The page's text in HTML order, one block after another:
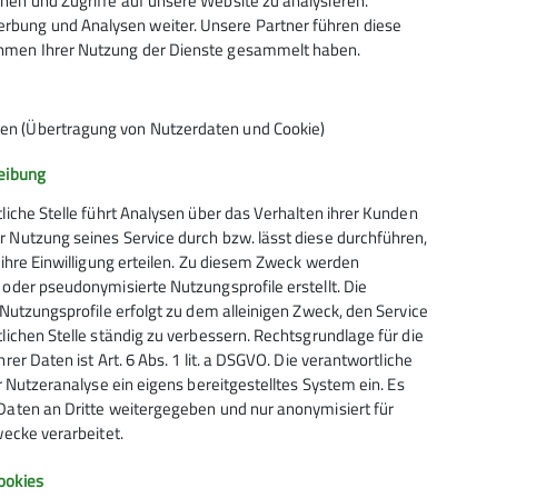
Sektion Geislingen e.V. des
Deutschen Alpenvereins (D.A.V.)
e.V.
Schulstraße 13
73312 Geislingen
und Analysen weiter. Unsere Partner führen diese
Ihrer Nutzung der Dienste gesammelt haben.
(Übertragung von Nutzerdaten und Cookie)
Stelle führt Analysen über das Verhalten ihrer Kunden
Nutzung seines Service durch bzw. lässt diese durchführen,
Einwilligung erteilen. Zu diesem Zweck werden
pseudonymisierte Nutzungsprofile erstellt. Die
erfolgt zu dem alleinigen Zweck, den Service
Stelle ständig zu verbessern. Rechtsgrundlage für die
Daten ist Art. 6 Abs. 1 lit. a DSGVO. Die verantwortliche
ein eigens bereitgestelltes System ein. Es
an Dritte weitergegeben und nur anonymisiert für
verarbeitet.